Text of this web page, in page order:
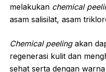
melakukan chemical
asam salisilat, asam
Chemical peeling akan
regenerasi kulit dan
sehat serta dengan